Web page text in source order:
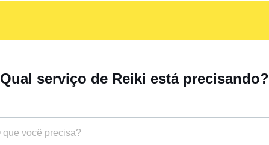
Qual serviço de Reiki está precisando?